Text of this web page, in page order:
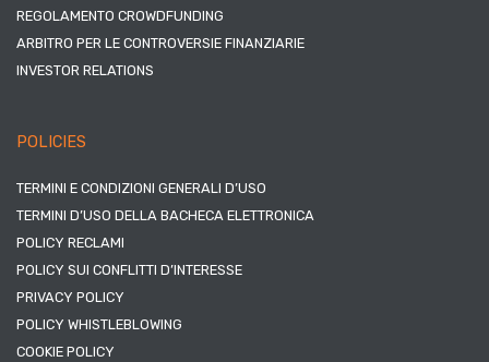
REGOLAMENTO CROWDFUNDING
ARBITRO PER LE CONTROVERSIE FINANZIARIE
INVESTOR RELATIONS
POLICIES
TERMINI E CONDIZIONI GENERALI D’USO
TERMINI D’USO DELLA BACHECA ELETTRONICA
POLICY RECLAMI
POLICY SUI CONFLITTI D’INTERESSE
PRIVACY POLICY
POLICY WHISTLEBLOWING
COOKIE POLICY